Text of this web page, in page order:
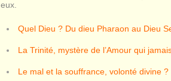
eux.
Quel Dieu ? Du dieu Pharaon au Dieu
La Trinité, mystère de l’Amour qui
Le mal et la souffrance, volonté divine ?